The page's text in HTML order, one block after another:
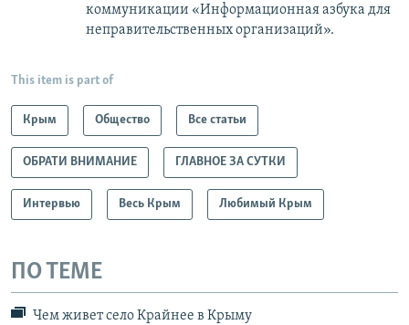
коммуникации «Информационная азбука для
неправительственных организаций».
This item is part of
Крым Общество Все статьи
ОБРАТИ ВНИМАНИЕ ГЛАВНОЕ ЗА СУТКИ
Интервью Весь Крым Любимый Крым
ПО ТЕМЕ
Чем живет село Крайнее в Крыму